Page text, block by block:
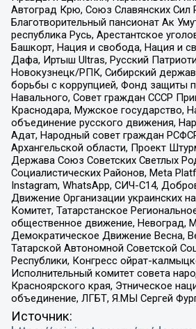
Автоград Крю, Союз Славянских Сил
Благотворительный пансионат Ак
республика Русь, Арестантское
Башкорт, Нация и свобода, Нация и
Дафа, Иртыш Ultras, Русский
Новокузнецк/РПК, Сибирский
борьбы с коррупцией, Фонд защиты
Навального, Совет граждан СССР
Краснодара, Мужское государство,
объединение русского движения,
Адат, Народный совет граждан
Архангельской области, Проект
Держава Союз Советских Светлых
Социалистических Районов, Meta
Instagram, WhatsApp, СИЧ-С14,
Движение Организации украинских
Комитет, Татарстанское
общественное движение, Невоград,
Демократическое Движение Весна,
Татарской Автономной Советской
Республики, Конгресс ойрат-
Исполнительный комитет совета
Красноярского края, Этническое
объединение, ЛГБТ, Я.МЫ Сергей
Источник: